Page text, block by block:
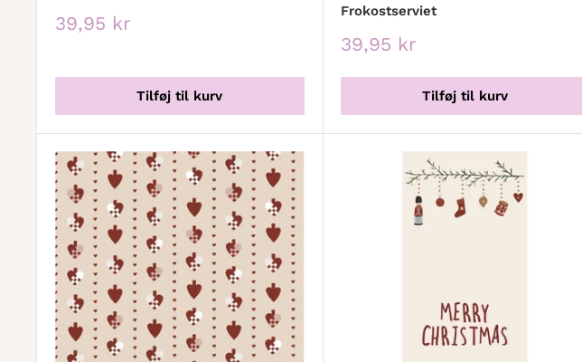
Udsalgspris
39,95 kr
Tilføj til kurv
Frokostserviet
Udsalgspris
39,95 kr
Tilføj til kurv